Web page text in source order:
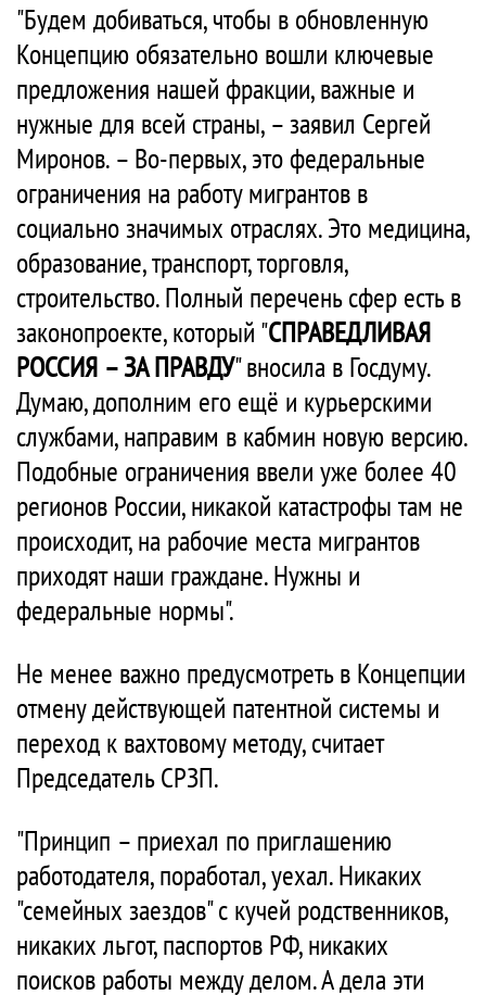
"Будем добиваться, чтобы в обновленную
Концепцию обязательно вошли ключевые
предложения нашей фракции, важные и
нужные для всей страны, – заявил Сергей
Миронов. – Во-первых, это федеральные
ограничения на работу мигрантов в
социально значимых отраслях. Это медицина,
образование, транспорт, торговля,
строительство. Полный перечень сфер есть в
законопроекте, который "СПРАВЕДЛИВАЯ
РОССИЯ – ЗА ПРАВДУ" вносила в Госдуму.
Думаю, дополним его ещё и курьерскими
службами, направим в кабмин новую версию.
Подобные ограничения ввели уже более 40
регионов России, никакой катастрофы там не
происходит, на рабочие места мигрантов
приходят наши граждане. Нужны и
федеральные нормы".
Не менее важно предусмотреть в Концепции
отмену действующей патентной системы и
переход к вахтовому методу, считает
Председатель СРЗП.
"Принцип – приехал по приглашению
работодателя, поработал, уехал. Никаких
"семейных заездов" с кучей родственников,
никаких льгот, паспортов РФ, никаких
поисков работы между делом. А дела эти